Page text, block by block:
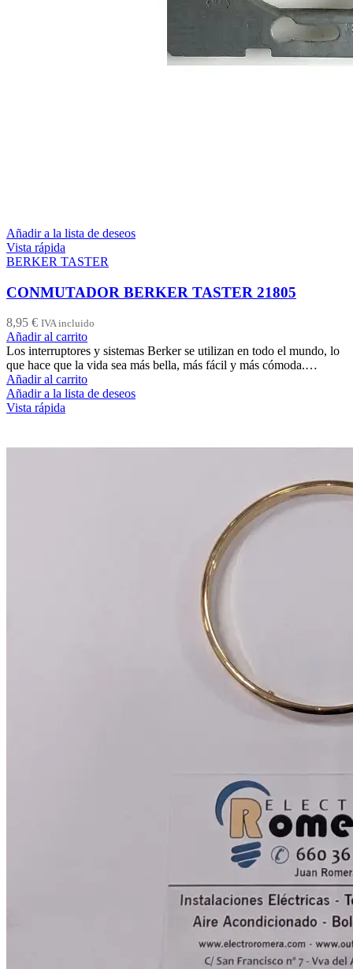
Añadir a la lista de deseos
Vista rápida
BERKER TASTER
CONMUTADOR BERKER TASTER 21805
8,95 € IVA incluido
Añadir al carrito
Los interruptores y sistemas Berker se utilizan en todo el mundo, lo
que hace que la vida sea más bella, más fácil y más cómoda.…
Añadir al carrito
Añadir a la lista de deseos
Vista rápida